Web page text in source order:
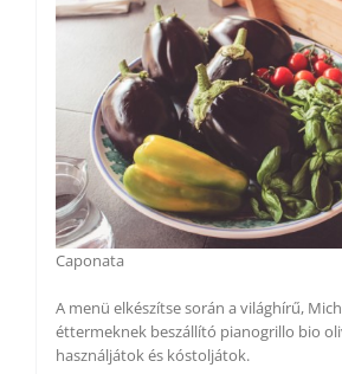
Caponata
A menü elkészítse során a világhírű,
éttermeknek beszállító pianogrillo bio
használjátok és kóstoljátok.